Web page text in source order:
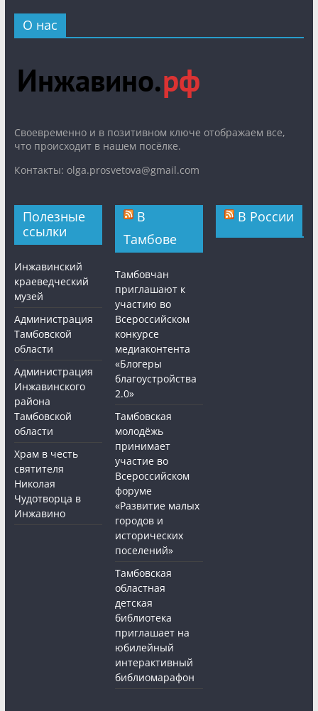
О нас
Cвоевременно и в позитивном ключе отображаем все,
что происходит в нашем посёлке.
Контакты: olga.prosvetova@gmail.com
Полезные
ссылки
Инжавинский
краеведческий
музей
Администрация
Тамбовской
области
Администрация
Инжавинского
района
Тамбовской
области
Храм в честь
святителя
Николая
Чудотворца в
Инжавино
В
Тамбове
Тамбовчан
приглашают к
участию во
Всероссийском
конкурсе
медиаконтента
«Блогеры
благоустройства
2.0»
Тамбовская
молодёжь
принимает
участие во
Всероссийском
форуме
«Развитие малых
городов и
исторических
поселений»
Тамбовская
областная
детская
библиотека
приглашает на
юбилейный
интерактивный
библиомарафон
В России